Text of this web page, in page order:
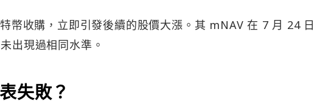
幣收購，立即引發後續的股價大漲。其 mNAV 在 7 月 24 日
出現過相同水準。
失敗？